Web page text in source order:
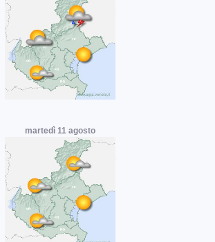
martedì 11 agosto